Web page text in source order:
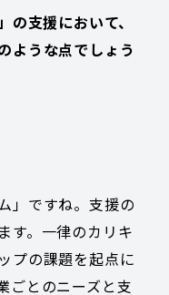
支援において、
ような点でしょう
」ですね。支援の
す。一律のカリキ
プの課題を起点に
ごとのニーズと支